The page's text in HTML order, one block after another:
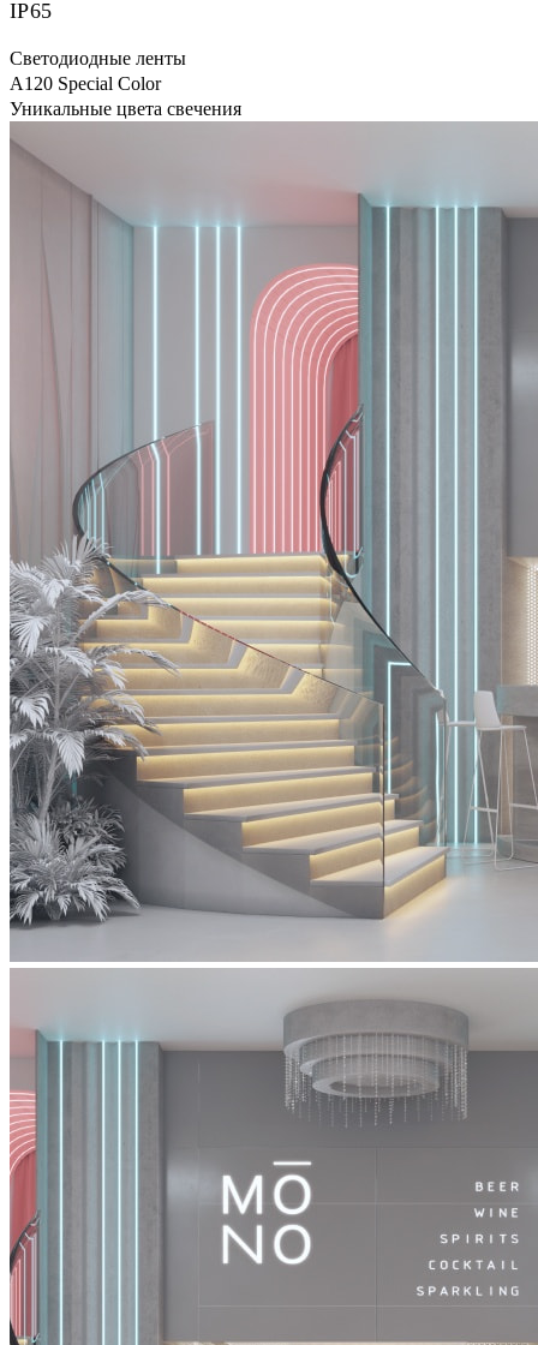
IP65
Светодиодные ленты
А120 Special Color
Уникальные цвета свечения